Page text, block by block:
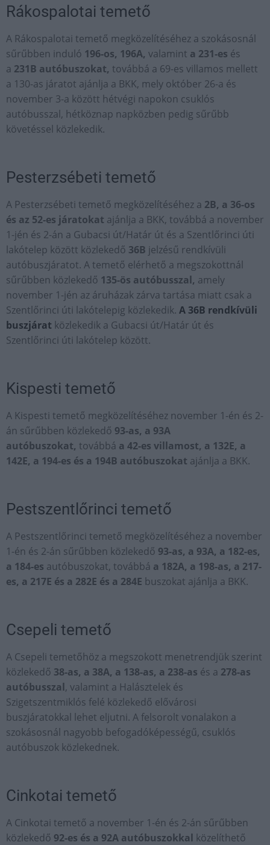
Rákospalotai temető
A Rákospalotai temető megközelítéséhez a szokásosnál
sűrűbben induló 196-os, 196A, valamint a 231-es és
a 231B autóbuszokat, továbbá a 69-es villamos mellett
a 130-as járatot ajánlja a BKK, mely október 26-a és
november 3-a között hétvégi napokon csuklós
autóbusszal, hétköznap napközben pedig sűrűbb
követéssel közlekedik.
Pesterzsébeti temető
A Pesterzsébeti temető megközelítéséhez a 2B, a 36-os
és az 52-es járatokat ajánlja a BKK, továbbá a november
1-jén és 2-án a Gubacsi út/Határ út és a Szentlőrinci úti
lakótelep között közlekedő 36B jelzésű rendkívüli
autóbuszjáratot. A temető elérhető a megszokottnál
sűrűbben közlekedő 135-ös autóbusszal, amely
november 1-jén az áruházak zárva tartása miatt csak a
Szentlőrinci úti lakótelepig közlekedik. A 36B rendkívüli
buszjárat közlekedik a Gubacsi út/Határ út és
Szentlőrinci úti lakótelep között.
Kispesti temető
A Kispesti temető megközelítéséhez november 1-én és 2-
án sűrűbben közlekedő 93-as, a 93A
autóbuszokat, továbbá a 42-es villamost, a 132E, a
142E, a 194-es és a 194B autóbuszokat ajánlja a BKK.
Pestszentlőrinci temető
A Pestszentlőrinci temető megközelítéséhez a november
1-én és 2-án sűrűbben közlekedő 93-as, a 93A, a 182-es,
a 184-es autóbuszokat, továbbá a 182A, a 198-as, a 217-
es, a 217E és a 282E és a 284E buszokat ajánlja a BKK.
Csepeli temető
A Csepeli temetőhöz a megszokott menetrendjük szerint
közlekedő 38-as, a 38A, a 138-as, a 238-as és a 278-as
autóbusszal, valamint a Halásztelek és
Szigetszentmiklós felé közlekedő elővárosi
buszjáratokkal lehet eljutni. A felsorolt vonalakon a
szokásosnál nagyobb befogadóképességű, csuklós
autóbuszok közlekednek.
Cinkotai temető
A Cinkotai temető a november 1-én és 2-án sűrűbben
közlekedő 92-es és a 92A autóbuszokkal közelíthető